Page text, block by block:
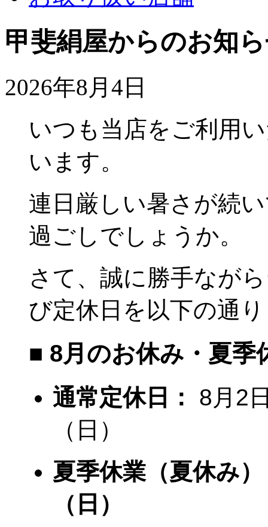
甲斐絹屋からのお知
2026年8月4日
いつも当店をご利用
います。
連日厳しい暑さが続
過ごしでしょうか。
さて、誠に勝手なが
び定休日を以下の通
■ 8月のお休み・夏季
通常定休日：
8月2
（日）
夏季休業（夏休み
（日）